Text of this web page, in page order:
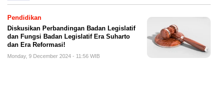
Pendidikan
Diskusikan Perbandingan Badan Legislatif
dan Fungsi Badan Legislatif Era Suharto
dan Era Reformasi!
Monday, 9 December 2024 - 11:56 WIB